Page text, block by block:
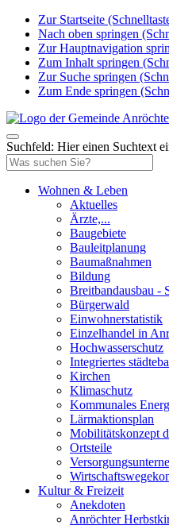
Zur Startseite
Nach oben springen
Zur Hauptnavigation
Zum Inhalt springen
Zur Suche springen
Zum Ende springen
Suchfeld: Hier einen Suchtext
Wohnen & Leben
Aktuelles
Ärzte,...
Baugebiete
Bauleitplanung
Baumaßnahmen
Bildung
Breitbandausbau -
Bürgerwald
Einwohnerstatistik
Einzelhandel in
Hochwasserschutz
Integriertes
Kirchen
Klimaschutz
Kommunales
Lärmaktionsplan
Mobilitätskonzept
Ortsteile
Kultur & Freizeit
Anekdoten
Anröchter